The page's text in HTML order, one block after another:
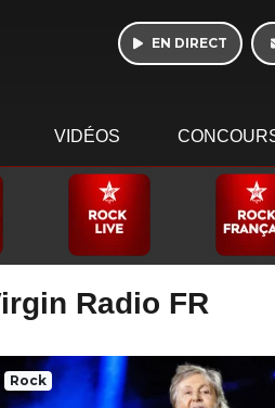
EN DIRECT
VIDÉOS
Radio FR
Rock